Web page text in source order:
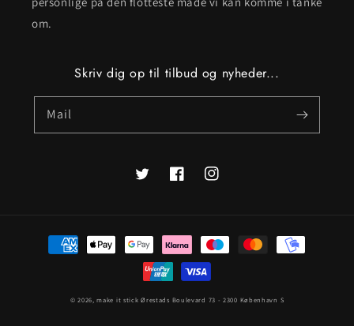
om.
Skriv dig op til tilbud og nyheder...
Mail
TwitterFacebookInstagram
Betalingsmetoder
© 2026,make it stick Ørestads Boulevard 73 - 2300 København S